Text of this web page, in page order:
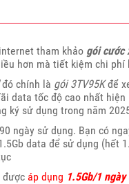
tham khảo gói cước
hơn mà tiết kiệm chi phí
đó chính là gói 3TV95Kđể
data tốc độ cao nhất
ký sử dụng trong năm
ngày sử dụng. Bạn có
data để sử dụng (hết
được áp dụng 1.5Gb/1 ngày